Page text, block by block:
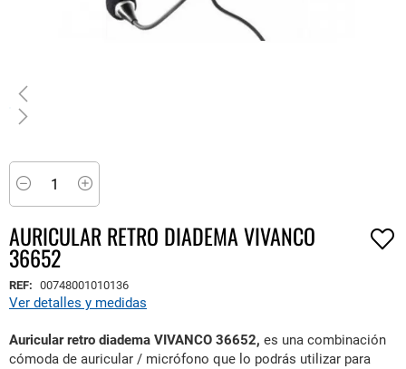
al
comienzo
de
galería
de
AURICULAR RETRO DIADEMA VIVANCO
36652
Ver detalles y medidas
REF: 00748001010136
Auricular retro diadema VIVANCO 36652, es una combinación
cómoda de auricular / micrófono que lo podrás utilizar para
Minus